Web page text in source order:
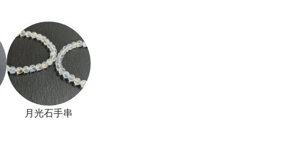
月光石手串